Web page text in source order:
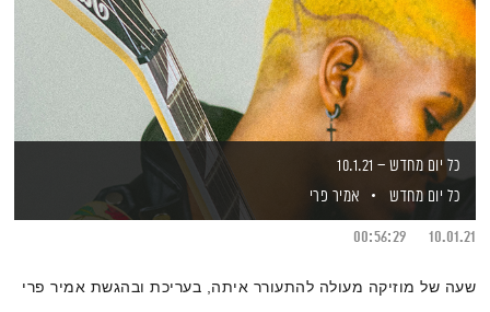
כל יום מחדש – 10.1.21
כל יום מחדש
אמיר פרי
10.01.21
00:56:29
שעה של מוזיקה מעולה להתעורר איתה, בעריכת ובהגשת אמיר פרי